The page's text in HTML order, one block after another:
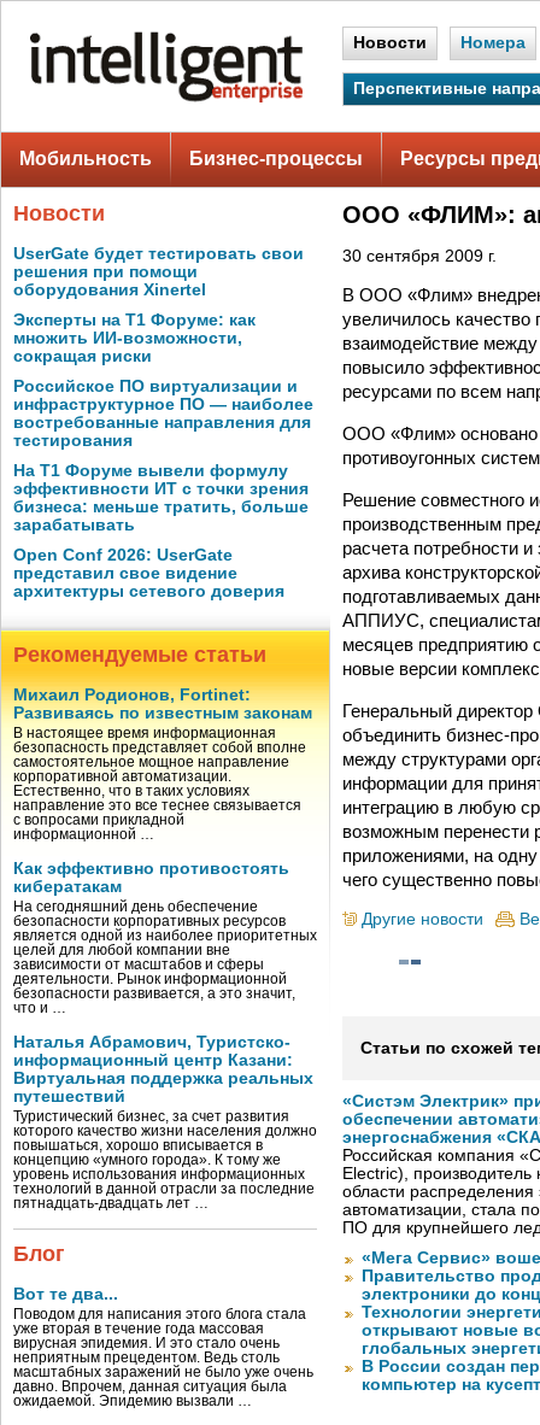
Новости Номера
Перспективные
Мобильность Бизнес-процессы Ресурсы
Новости
UserGate будет тестировать свои
решения при помощи
оборудования Xinertel
Эксперты на Т1 Форуме: как
множить ИИ-возможности,
сокращая риски
Российское ПО виртуализации и
инфраструктурное ПО — наиболее
востребованные направления для
тестирования
На Т1 Форуме вывели формулу
эффективности ИТ с точки зрения
бизнеса: меньше тратить, больше
зарабатывать
Open Conf 2026: UserGate
представил свое видение
архитектуры сетевого доверия
Рекомендуемые статьи
Михаил Родионов, Fortinet:
Развиваясь по известным законам
В настоящее время информационная
безопасность представляет собой вполне
самостоятельное мощное направление
корпоративной автоматизации.
Естественно, что в таких условиях
направление это все теснее связывается
с вопросами прикладной
информационной …
Как эффективно противостоять
кибератакам
На сегодняшний день обеспечение
безопасности корпоративных ресурсов
является одной из наиболее приоритетных
целей для любой компании вне
зависимости от масштабов и сферы
деятельности. Рынок информационной
безопасности развивается, а это значит,
что и …
Наталья Абрамович, Туристско-
информационный центр Казани:
Виртуальная поддержка реальных
путешествий
Туристический бизнес, за счет развития
которого качество жизни населения должно
повышаться, хорошо вписывается в
концепцию «умного города». К тому же
уровень использования информационных
технологий в данной отрасли за последние
пятнадцать-двадцать лет …
Блог
Вот те два...
Поводом для написания этого блога стала
уже вторая в течение года массовая
вирусная эпидемия. И это стало очень
неприятным прецедентом. Ведь столь
масштабных заражений не было уже очень
давно. Впрочем, данная ситуация была
ожидаемой. Эпидемию вызвали …
ООО «ФЛИМ»:
30 сентября 2009 г.
В ООО «Флим»
увеличилось качество
взаимодействие
повысило
ресурсами по всем
ООО «Флим» основано
противоугонных
Решение совместного
производственным
расчета потребности
архива
подготавливаемых
АППИУС,
месяцев предприятию
новые версии
Генеральный
объединить бизнес-
между структурами
информации для
интеграцию в любую
возможным перенести
приложениями, на
чего существенно
Другие новости
Статьи по схожей
«Систэм Электрик»
обеспечении
энергоснабжения
Российская компания
Electric),
области распределения
автоматизации, стала
ПО для крупнейшего
«Мега Сервис»
Правительство
электроники до
Технологии
открывают новые
глобальных
В России создан
компьютер на